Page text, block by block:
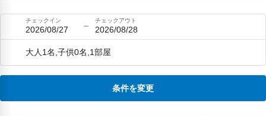
チェックイン
2026/08/27
チェックアウト
2026/08/28
大人1名,子供0名,1部屋
条件を変更